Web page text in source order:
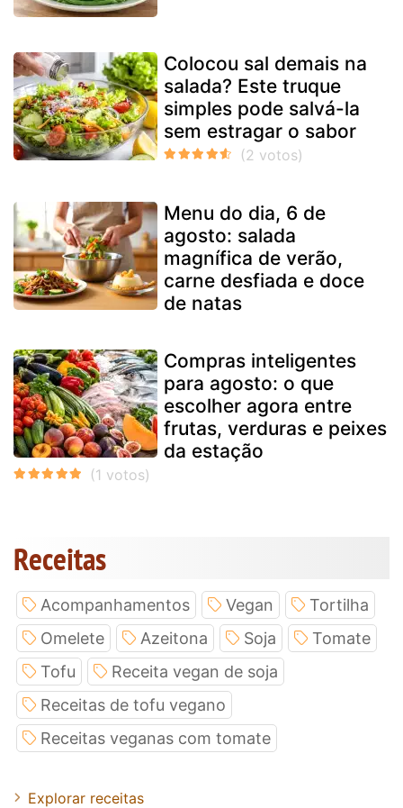
Colocou sal demais na
salada? Este truque
simples pode salvá-la
sem estragar o sabor
Menu do dia, 6 de
agosto: salada
magnífica de verão,
carne desfiada e doce
de natas
Compras inteligentes
para agosto: o que
escolher agora entre
frutas, verduras e peixes
da estação
Receitas
Acompanhamentos Vegan
Tortilha
Omelete
Azeitona Soja
Tomate
Tofu
Receita vegan de soja
Receitas de tofu vegano
Receitas veganas com tomate
Explorar receitas